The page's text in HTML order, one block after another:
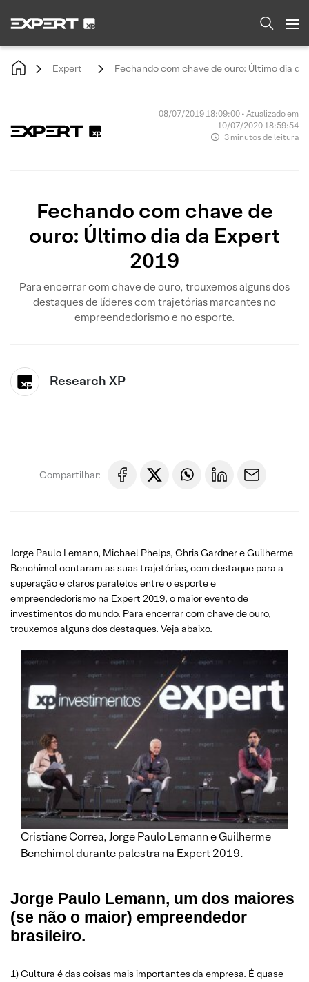
Expert Fechando com chave de ouro: Último dia
08/07/2019 18:09:00 • Atualizado em
10/07/2020 18:59:54
3 minutos de leitura
Fechando com chave de
ouro: Último dia da Expert
2019
Para encerrar com chave de ouro, trouxemos alguns dos
destaques de líderes com trajetórias marcantes no
empreendedorismo e no esporte.
Research XP
Compartilhar:
Jorge Paulo Lemann, Michael Phelps, Chris Gardner e Guilherme
Benchimol contaram as suas trajetórias, com destaque para a
superação e claros paralelos entre o esporte e
empreendedorismo na Expert 2019, o maior evento de
investimentos do mundo. Para encerrar com chave de ouro,
trouxemos alguns dos destaques. Veja abaixo.
Cristiane Correa, Jorge Paulo Lemann e Guilherme
Benchimol durante palestra na Expert 2019.
Jorge Paulo Lemann, um dos maiores
(se não o maior) empreendedor
brasileiro.
1) Cultura é das coisas mais importantes da empresa. É quase